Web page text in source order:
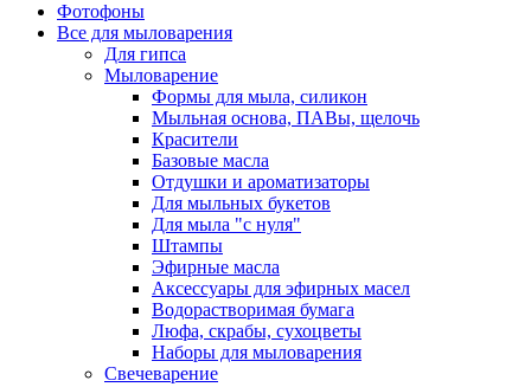
Фотофоны
Все для мыловарения
Для гипса
Мыловарение
Формы для мыла, силикон
Мыльная основа, ПАВы, щелочь
Красители
Базовые масла
Отдушки и ароматизаторы
Для мыльных букетов
Для мыла "с нуля"
Штампы
Эфирные масла
Аксессуары для эфирных масел
Водорастворимая бумага
Люфа, скрабы, сухоцветы
Наборы для мыловарения
Свечеварение